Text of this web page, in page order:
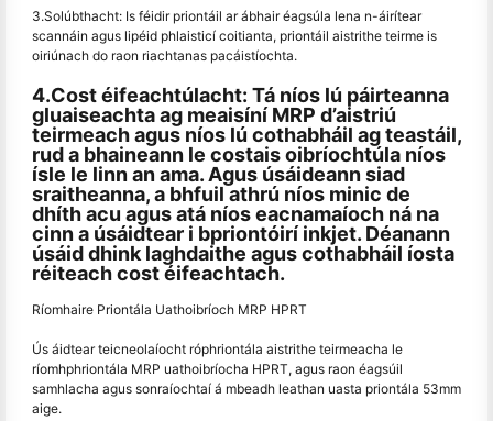
3.Solúbthacht: Is féidir priontáil ar ábhair éagsúla lena n-áirítear
scannáin agus lipéid phlaisticí coitianta, priontáil aistrithe teirme is
oiriúnach do raon riachtanas pacáistíochta.
4.Cost éifeachtúlacht: Tá níos lú páirteanna
gluaiseachta ag meaisíní MRP d’aistriú
teirmeach agus níos lú cothabháil ag teastáil,
rud a bhaineann le costais oibríochtúla níos
ísle le linn an ama. Agus úsáideann siad
sraitheanna, a bhfuil athrú níos minic de
dhíth acu agus atá níos eacnamaíoch ná na
cinn a úsáidtear i bpriontóirí inkjet. Déanann
úsáid dhink laghdaithe agus cothabháil íosta
réiteach cost éifeachtach.
Ríomhaire Priontála Uathoibríoch MRP HPRT
Ús áidtear teicneolaíocht róphriontála aistrithe teirmeacha le
ríomhphriontála MRP uathoibríocha HPRT, agus raon éagsúil
samhlacha agus sonraíochtaí á mbeadh leathan uasta priontála 53mm
aige.